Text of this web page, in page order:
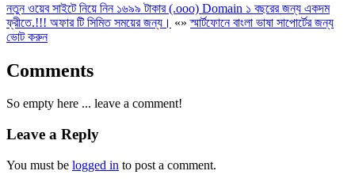
নতুন ওয়েব সাইটে নিয়ে নিন ১৬৯৯ টাকার (.ooo) Domain ১ বছরের জন্য একদম
ফ্রীতে.!!! অফার টি সিমিত সময়ের জন্য। «»স্মার্টফোনে বাংলা ভাষা সাপোর্টের জন্য
ভোট করুন
Comments
So empty here ... leave a comment!
Leave a Reply
You must be logged in to post a comment.